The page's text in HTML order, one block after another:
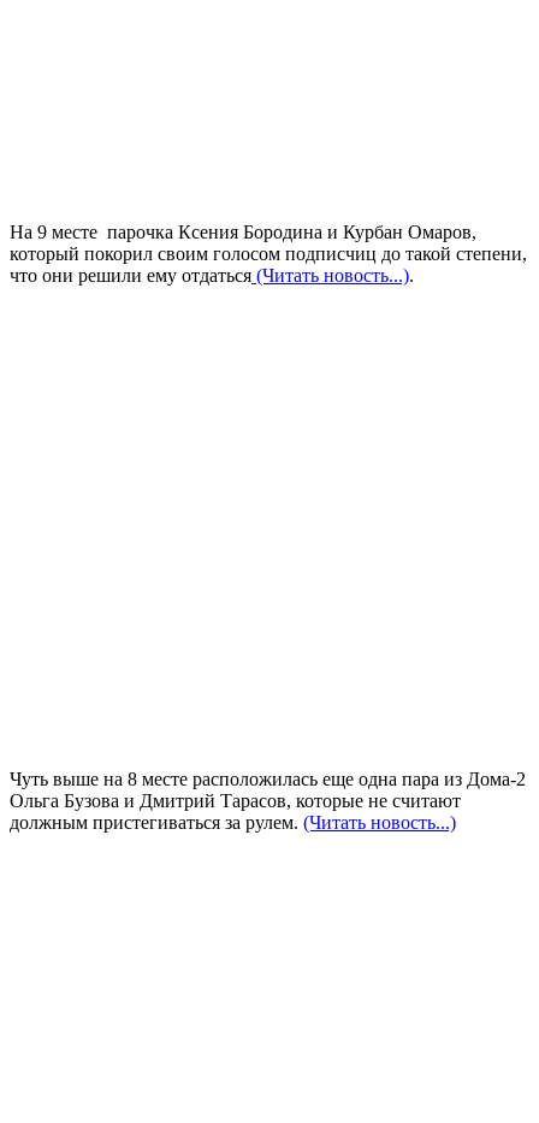
На 9 месте парочка Ксения Бородина и Курбан Омаров,
который покорил своим голосом подписчиц до такой степени,
что они решили ему отдаться (Читать новость...).
Чуть выше на 8 месте расположилась еще одна пара из Дома-2
Ольга Бузова и Дмитрий Тарасов, которые не считают
должным пристегиваться за рулем. (Читать новость...)